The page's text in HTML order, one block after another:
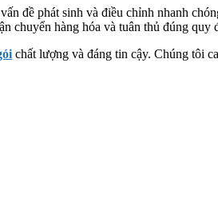
đề phát sinh và điều chỉnh nhanh
chuyển hàng hóa và tuân thủ đúng quy
chất lượng và đáng tin cậy. Chúng tôi